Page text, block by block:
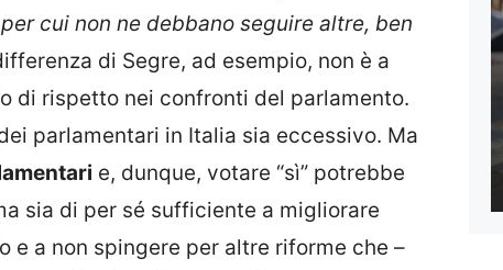
cui non ne debbano seguire altre, ben
di Segre, ad esempio, non è a
di rispetto nei confronti del parlamento.
parlamentari in Italia sia eccessivo. Ma
e, dunque, votare “sì” potrebbe
sia di per sé sufficiente a migliorare
e a non spingere per altre riforme che –